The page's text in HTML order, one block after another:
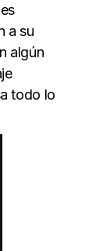
a su
algún
todo lo